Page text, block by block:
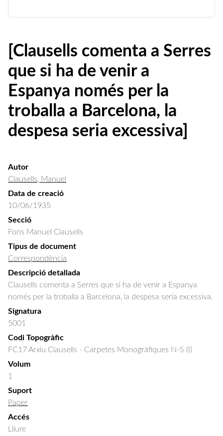
[Clausells comenta a Serres
que si ha de venir a
Espanya només per la
troballa a Barcelona, la
despesa seria excessiva]
Autor
Clausells, Manuel
Data de creació
10/06/1935
Secció
Fons Manuel Clausells
Tipus de document
Correspondència
Descripció detallada
Clausells comenta a Serres que si ha de venir a Espanya
només per la troballa a Barcelona, la despesa seria excessiva.
Signatura
5001
Codi Topogràfic
FC17 Arxiu Clausells - Carpetes Monogràfiques N-S (I)
Volum
1
Suport
Paper
Accés
Lliure